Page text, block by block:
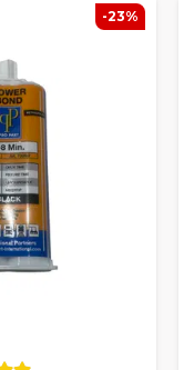
-23%